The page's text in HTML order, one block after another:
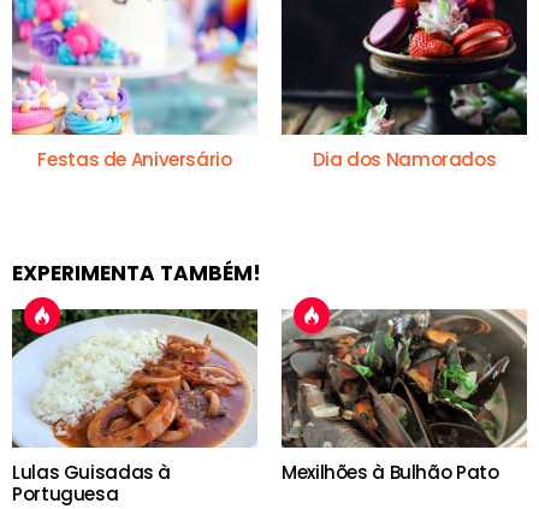
Festas de Aniversário Dia dos Namorados
EXPERIMENTA TAMBÉM!
Lulas Guisadas à
Portuguesa
Mexilhões à Bulhão Pato